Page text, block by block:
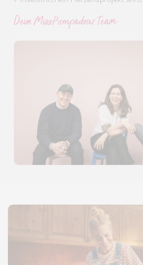
Dein MissPompadour Team